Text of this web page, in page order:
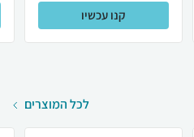
קנו עכשיו
לכל המוצרים